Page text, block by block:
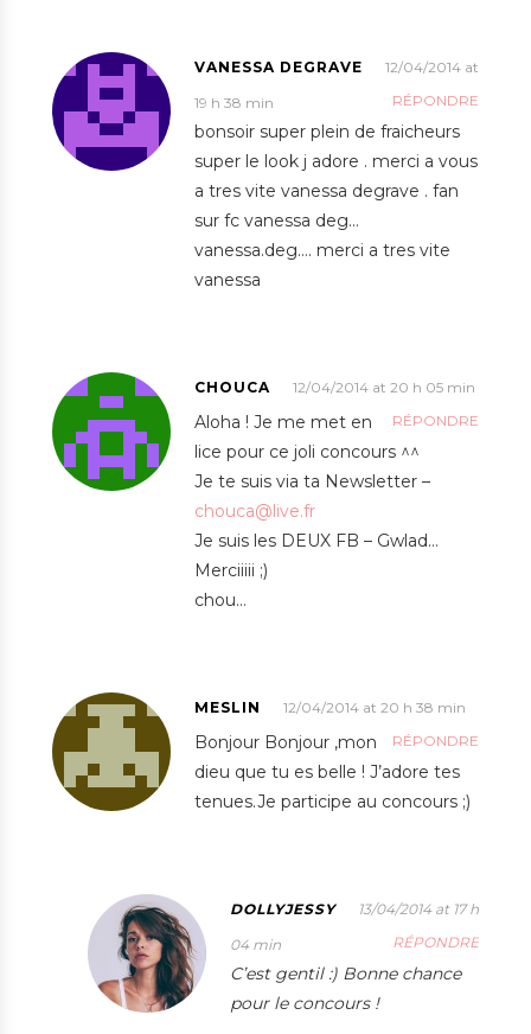
VANESSA DEGRAVE
12/04/2014 at
19 h 38 min
RÉPONDRE
bonsoir super plein de fraicheurs
super le look j adore . merci a vous
a tres vite vanessa degrave . fan
sur fc vanessa deg…
vanessa.deg…. merci a tres vite
vanessa
CHOUCA
12/04/2014 at 20 h 05 min
RÉPONDRE
Aloha ! Je me met en
lice pour ce joli concours ^^
Je te suis via ta Newsletter –
chouca@live.fr
Je suis les DEUX FB – Gwlad…
Merciiiii ;)
chou…
MESLIN
12/04/2014 at 20 h 38 min
RÉPONDRE
Bonjour Bonjour ,mon
dieu que tu es belle ! J’adore tes
tenues.Je participe au concours ;)
DOLLYJESSY
13/04/2014 at 17 h
04 min
RÉPONDRE
C’est gentil :) Bonne chance
pour le concours !